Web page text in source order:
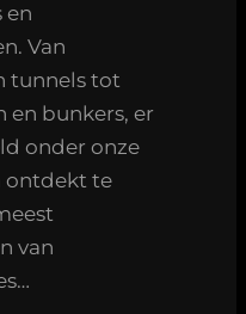
en
Van
tunnels tot
en bunkers, er
onder onze
ontdekt te
van